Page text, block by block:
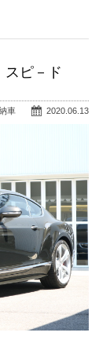
スピ－ド
2020.06.13
車